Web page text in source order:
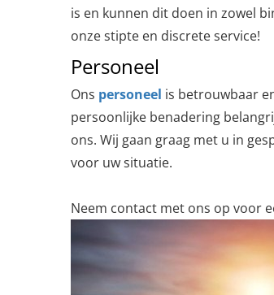
is en kunnen dit doen in zowel
onze stipte en discrete service!
Personeel
Ons personeel is betrouwbaar
persoonlijke benadering
ons. Wij gaan graag met u in
voor uw situatie.
Neem contact met ons op voor